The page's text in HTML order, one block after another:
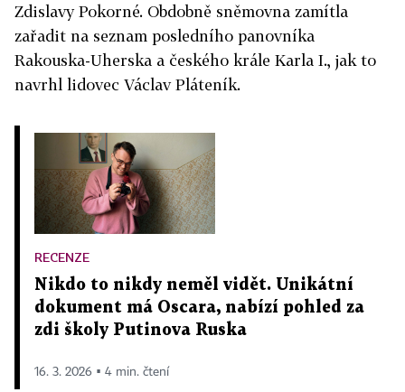
Zdislavy Pokorné. Obdobně sněmovna zamítla
zařadit na seznam posledního panovníka
Rakouska-Uherska a českého krále Karla I., jak to
navrhl lidovec Václav Pláteník.
RECENZE
Nikdo to nikdy neměl vidět. Unikátní
dokument má Oscara, nabízí pohled za
zdi školy Putinova Ruska
16. 3. 2026 ▪ 4 min. čtení